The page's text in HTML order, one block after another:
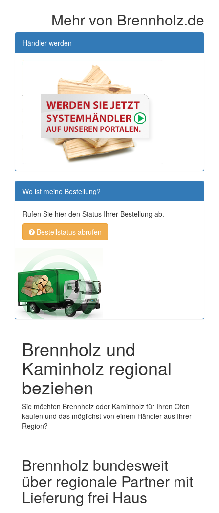
Mehr von Brennholz.de
Händler werden
Wo ist meine Bestellung?
Rufen Sie hier den Status Ihrer Bestellung ab.
Bestellstatus abrufen
Brennholz und
Kaminholz regional
beziehen
Sie möchten Brennholz oder Kaminholz für Ihren Ofen
kaufen und das möglichst von einem Händler aus Ihrer
Region?
Brennholz bundesweit
über regionale Partner mit
Lieferung frei Haus